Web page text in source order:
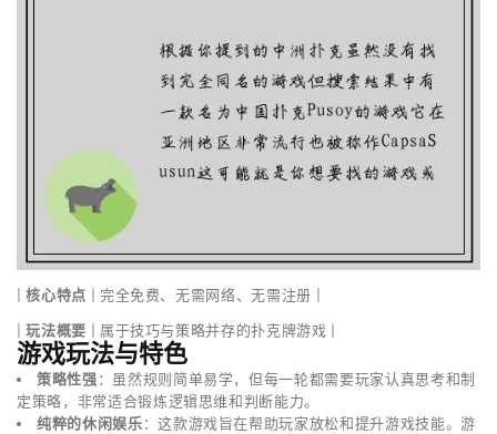
|核心特点 | 完全免费、无需网络、无需注册 |
|玩法概要 | 属于技巧与策略并存的扑克牌游戏 |
游戏玩法与特色
策略性强：虽然规则简单易学，但每一轮都需要玩家认真思考和制
定策略，非常适合锻炼逻辑思维和判断能力。
纯粹的休闲娱乐：这款游戏旨在帮助玩家放松和提升游戏技能。游